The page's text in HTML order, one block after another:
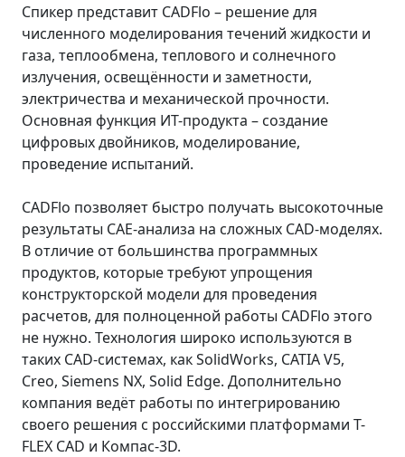
Спикер представит CADFlo – решение для
численного моделирования течений жидкости и
газа, теплообмена, теплового и солнечного
излучения, освещённости и заметности,
электричества и механической прочности.
Основная функция ИТ-продукта – создание
цифровых двойников, моделирование,
проведение испытаний.
CADFlo позволяет быстро получать высокоточные
результаты CAE-анализа на сложных CAD-моделях.
В отличие от большинства программных
продуктов, которые требуют упрощения
конструкторской модели для проведения
расчетов, для полноценной работы CADFlo этого
не нужно. Технология широко используются в
таких CAD-системах, как SolidWorks, CATIA V5,
Creo, Siemens NX, Solid Edge. Дополнительно
компания ведёт работы по интегрированию
своего решения с российскими платформами T-
FLEX CAD и Компас-3D.